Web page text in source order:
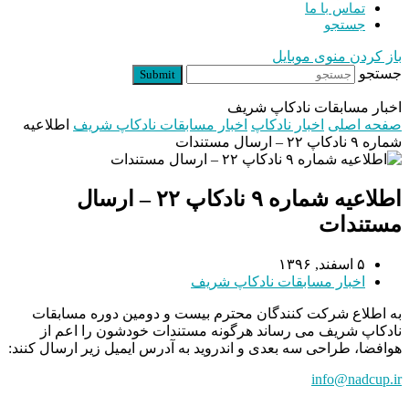
تماس با ما
جستجو
باز کردن منوی موبایل
جستجو
Submit
اخبار مسابقات نادکاپ شریف
صفحه اصلی اخبار نادکاپ اخبار مسابقات نادکاپ شریف اطلاعیه
شماره ۹ نادکاپ ۲۲ – ارسال مستندات
اطلاعیه شماره ۹ نادکاپ ۲۲ – ارسال
مستندات
۵ اسفند, ۱۳۹۶
اخبار مسابقات نادکاپ شریف
به اطلاع شرکت کنندگان محترم بیست و دومین دوره مسابقات
نادکاپ شریف می رساند هرگونه مستندات خودشون را اعم از
هوافضا، طراحی سه بعدی و اندروید به آدرس ایمیل زیر ارسال کنند:
info@nadcup.ir